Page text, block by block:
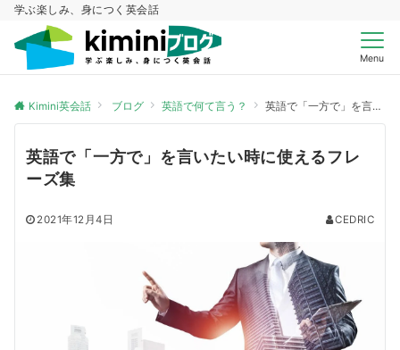
学ぶ楽しみ、身につく英会話
Menu
Kimini英会話 ブログ 英語で何て言う？ 英語で「一方で」を言いたい時に使えるフレーズ集
英語で「一方で」を言いたい時に使えるフレ
ーズ集
2021年12月4日 CEDRIC